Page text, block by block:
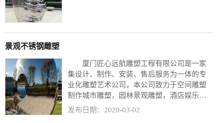
景观不锈钢雕塑
厦门匠心远航雕塑工程有限公司是一家
集设计、制作、安装、售后服务为一体的专
业化雕塑艺术公司，本公司致力于空间雕塑
制作城市雕塑，园林景观雕塑，酒店娱乐场
所雕塑、艺术摆件、校园主题雕塑、文化墙
发布日期：2020-03-02